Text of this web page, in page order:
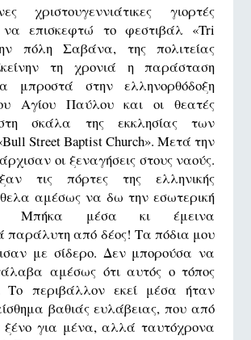
χριστουγεννιάτικες γιορτές
επισκεφτώ το φεστιβάλ «Tri
πόλη Σαβάνα, της πολιτείας
τη χρονιά η παράσταση
μπροστά στην ελληνορθόδοξη
Αγίου Παύλου και οι θεατές
σκάλα της εκκλησίας των
Street Baptist Church». Μετά την
οι ξεναγήσεις στους ναούς.
τις πόρτες της ελληνικής
αμέσως να δω την εσωτερική
Μπήκα μέσα κι έμεινα
παράλυτη από δέος! Τα πόδια μου
με σίδερο. Δεν μπορούσα να
αμέσως ότι αυτός ο τόπος
Το περιβάλλον εκεί μέσα ήταν
βαθιάς ευλάβειας, που από
ξένο για μένα, αλλά ταυτόχρονα